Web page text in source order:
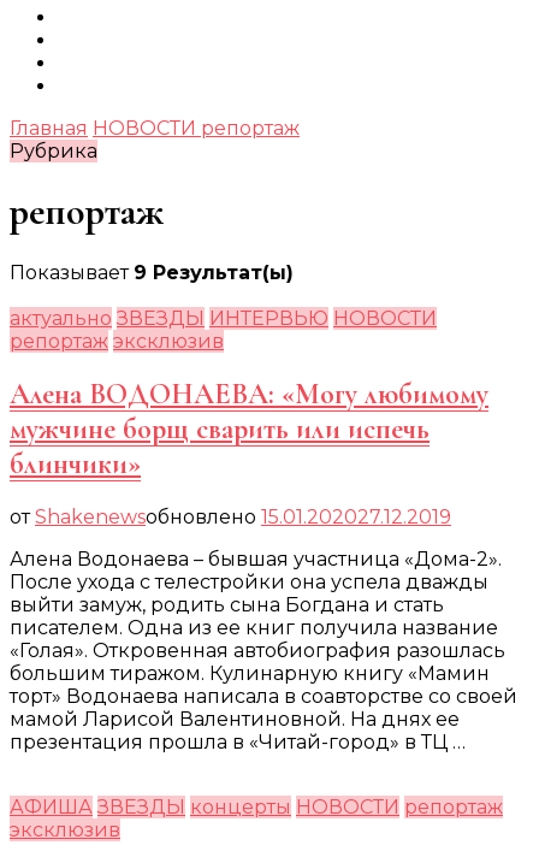
Главная НОВОСТИ репортаж
Рубрика
репортаж
Показывает 9 Результат(ы)
актуально ЗВЕЗДЫ ИНТЕРВЬЮ НОВОСТИ
репортаж эксклюзив
Алена ВОДОНАЕВА: «Могу любимому
мужчине борщ сварить или испечь
блинчики»
отShakenewsобновлено 15.01.202027.12.2019
Алена Водонаева – бывшая участница «Дома-2».
После ухода с телестройки она успела дважды
выйти замуж, родить сына Богдана и стать
писателем. Одна из ее книг получила название
«Голая». Откровенная автобиография разошлась
большим тиражом. Кулинарную книгу «Мамин
торт» Водонаева написала в соавторстве со своей
мамой Ларисой Валентиновной. На днях ее
презентация прошла в «Читай-город» в ТЦ …
АФИША ЗВЕЗДЫ концерты НОВОСТИ репортаж
эксклюзив